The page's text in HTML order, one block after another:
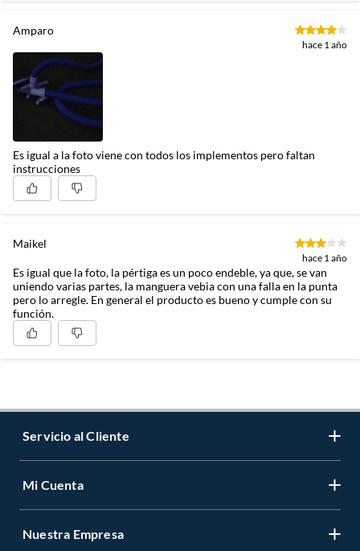
Amparo
hace 1 año
Es igual a la foto viene con todos los implementos pero faltan
instrucciones
Maikel
hace 1 año
Es igual que la foto, la pértiga es un poco endeble, ya que, se van
uniendo varias partes, la manguera vebia con una falla en la punta
pero lo arregle. En general el producto es bueno y cumple con su
función.
Servicio al Cliente
Contáctanos
Mi Cuenta
Registrate
Nuestra Empresa